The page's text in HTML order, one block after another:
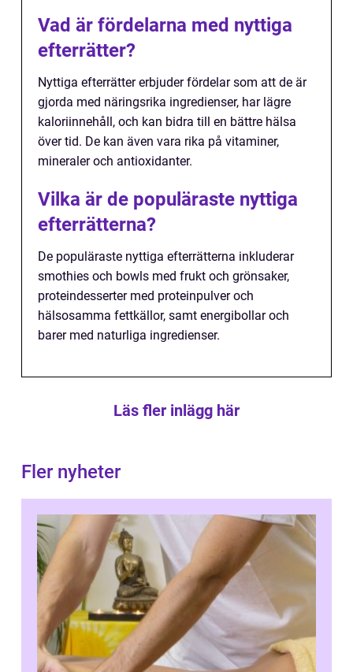
Vad är fördelarna med nyttiga
efterrätter?
Nyttiga efterrätter erbjuder fördelar som att de är
gjorda med näringsrika ingredienser, har lägre
kaloriinnehåll, och kan bidra till en bättre hälsa
över tid. De kan även vara rika på vitaminer,
mineraler och antioxidanter.
Vilka är de populäraste nyttiga
efterrätterna?
De populäraste nyttiga efterrätterna inkluderar
smothies och bowls med frukt och grönsaker,
proteindesserter med proteinpulver och
hälsosamma fettkällor, samt energibollar och
barer med naturliga ingredienser.
Läs fler inlägg här
Fler nyheter